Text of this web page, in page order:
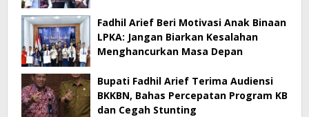
Fadhil Arief Beri Motivasi Anak Binaan
LPKA: Jangan Biarkan Kesalahan
Menghancurkan Masa Depan
Bupati Fadhil Arief Terima Audiensi
BKKBN, Bahas Percepatan Program KB
dan Cegah Stunting